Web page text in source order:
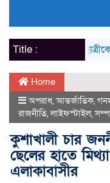
Title :
ছাত্রীকে
Home
অপরাধ,আন্তর্জাতিক,
রাজনীতি,লাইফস্টাইল,
কুশাখালী চার
ছেলের হাতে
এলাকাবাসীর